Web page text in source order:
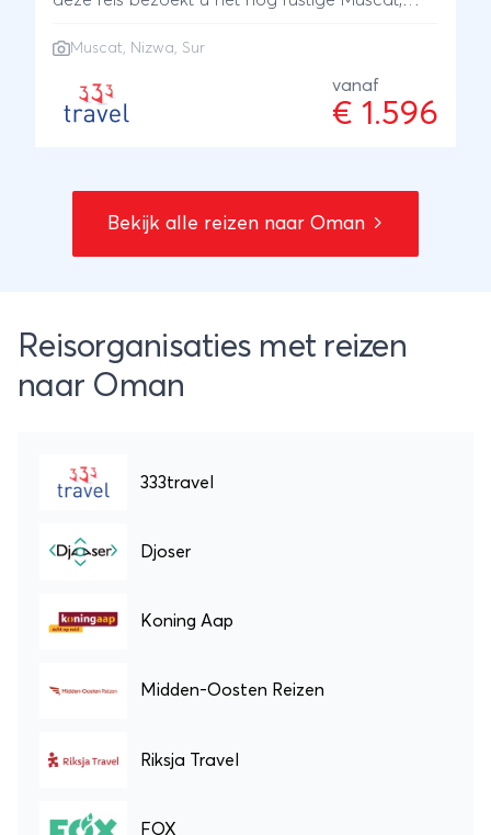
wadi's en havenplaatsje Sur.
Muscat, Nizwa, Sur
vanaf
€ 1.596
Bekijk alle reizen naar Oman
Reisorganisaties met reizen
naar Oman
333travel
Djoser
Koning Aap
Midden-Oosten Reizen
Riksja Travel
FOX